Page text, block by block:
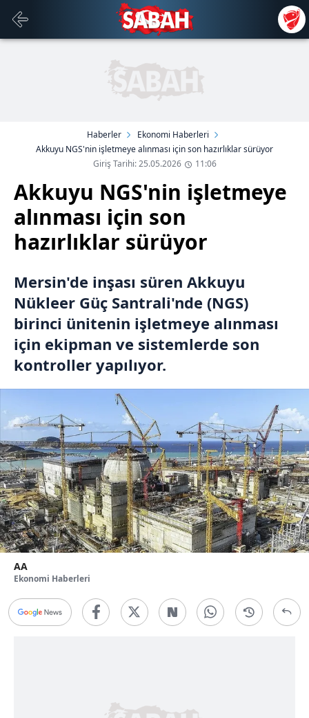
Haberler
Ekonomi Haberleri
Akkuyu NGS'nin işletmeye alınması için son hazırlıklar sürüyor
Giriş Tarihi: 25.05.2026
11:06
Akkuyu NGS'nin işletmeye
alınması için son
hazırlıklar sürüyor
Mersin'de inşası süren Akkuyu
Nükleer Güç Santrali'nde (NGS)
birinci ünitenin işletmeye alınması
için ekipman ve sistemlerde son
kontroller yapılıyor.
AA
Ekonomi Haberleri